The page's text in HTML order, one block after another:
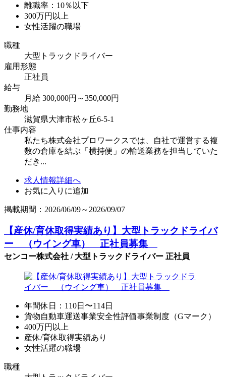
離職率：10％以下
300万円以上
女性活躍の職場
職種
大型トラックドライバー
雇用形態
正社員
給与
月給 300,000円～350,000円
勤務地
滋賀県大津市松ヶ丘6-5-1
仕事内容
私たち株式会社プロワークスでは、自社で運営する複
数の倉庫を結ぶ「横持便」の輸送業務を担当していた
だき...
求人情報詳細へ
お気に入りに追加
掲載期間：2026/06/09～2026/09/07
【産休/育休取得実績あり】大型トラックドライバ
ー （ウイング車） 正社員募集
センコー株式会社 / 大型トラックドライバー 正社員
年間休日：110日〜114日
貨物自動車運送事業安全性評価事業制度（Gマーク）
400万円以上
産休/育休取得実績あり
女性活躍の職場
職種